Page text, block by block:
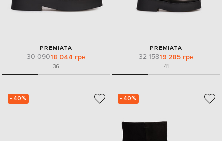
PREMIATA
30 09018 044 грн
36
PREMIATA
32 15819 285 грн
41
- 40% - 40%